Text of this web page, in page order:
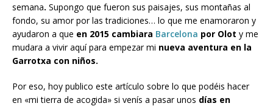
semana. Supongo que fueron sus paisajes, sus montañas al
fondo, su amor por las tradiciones… lo que me enamoraron y
ayudaron a que en 2015 cambiara Barcelona por Olot y me
mudara a vivir aquí para empezar mi nueva aventura en la
Garrotxa con niños.
Por eso, hoy publico este artículo sobre lo que podéis hacer
en «mi tierra de acogida» si venís a pasar unos días en